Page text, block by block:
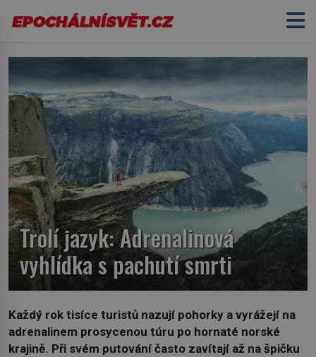
Trolí jazyk: Adrenalinová
vyhlídka s pachutí smrti
Každý rok tisíce turistů nazují pohorky a vyrážejí na
adrenalinem prosycenou túru po hornaté norské
krajině. Při svém putování často zavítají až na špičku